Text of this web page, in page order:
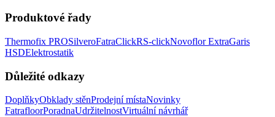
Produktové řady
Thermofix PROSilveroFatraClickRS-clickNovoflor ExtraGaris
HSDElektrostatik
Důležité odkazy
DoplňkyObklady stěnProdejní místaNovinky
FatrafloorPoradnaUdržitelnostVirtuální návrhář